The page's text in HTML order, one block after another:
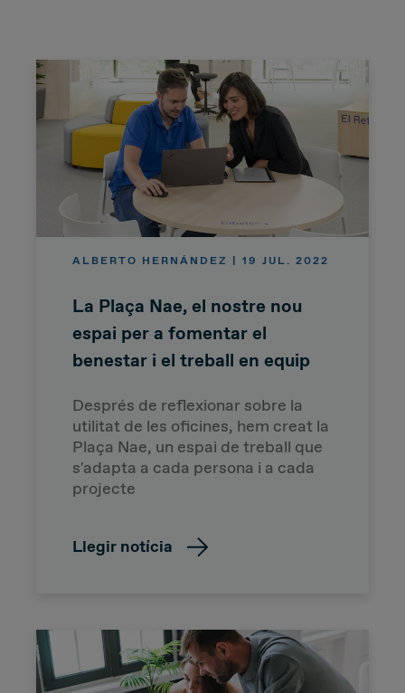
ALBERTO HERNÁNDEZ | 19 JUL. 2022
La Plaça Nae, el nostre nou
espai per a fomentar el
benestar i el treball en equip
Després de reflexionar sobre la
utilitat de les oficines, hem creat la
Plaça Nae, un espai de treball que
s'adapta a cada persona i a cada
projecte
Llegir notícia